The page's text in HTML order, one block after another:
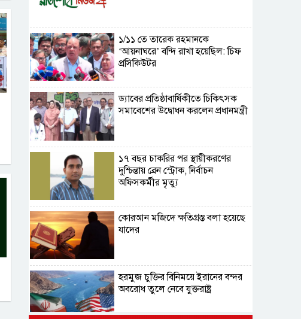
১/১১ তে তারেক রহমানকে
‘আয়নাঘরে’ বন্দি রাখা হয়েছিল: চিফ
প্রসিকিউটর
ড্যাবের প্রতিষ্ঠাবার্ষিকীতে চিকিৎসক
সমাবেশের উদ্বোধন করলেন প্রধানমন্ত্রী
১৭ বছর চাকরির পর স্থায়ীকরণের
দুশ্চিন্তায় ব্রেন স্ট্রোক, নির্বাচন
অফিসকর্মীর মৃত্যু
কোরআন মজিদে ক্ষতিগ্রস্ত বলা হয়েছে
যাদের
হরমুজ চুক্তির বিনিময়ে ইরানের বন্দর
অবরোধ তুলে নেবে যুক্তরাষ্ট্র